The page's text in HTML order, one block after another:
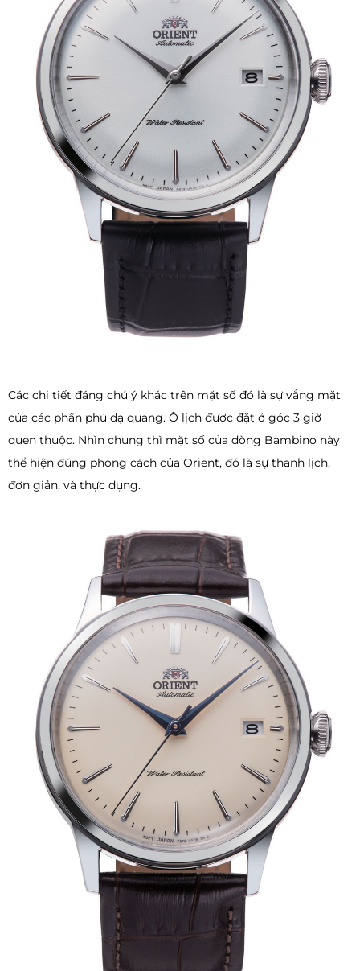
Các chi tiết đáng chú ý khác trên mặt số đó là sự vắng mặt
của các phần phủ dạ quang. Ô lịch được đặt ở góc 3 giờ
quen thuộc. Nhìn chung thì mặt số của dòng Bambino này
thể hiện đúng phong cách của Orient, đó là sự thanh lịch,
đơn giản, và thực dụng.